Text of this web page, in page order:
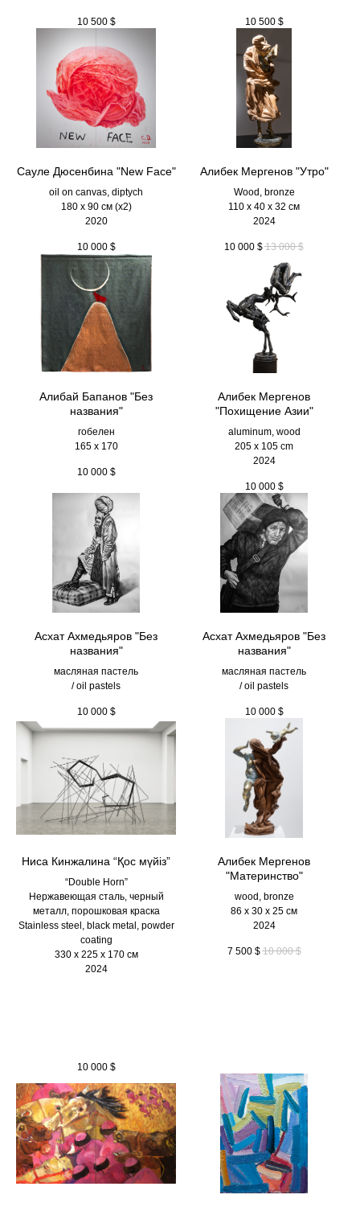
10 500 $ 10 500 $
Сауле Дюсенбина "New Face"
oil on canvas, diptych
180 x 90 см (х2)
2020
10 000 $
Алибек Мергенов "Утро"
Wood, bronze
110 х 40 х 32 см
2024
10 000 $ 13 000 $
Алибай Бапанов "Без
названия"
гобелен
165 x 170
10 000 $
Алибек Мергенов
"Похищение Азии"
aluminum, wood
205 х 105 cm
2024
10 000 $
Асхат Ахмедьяров "Без
названия"
масляная пастель
/ oil pastels
10 000 $
Асхат Ахмедьяров "Без
названия"
масляная пастель
/ oil pastels
10 000 $
Ниса Кинжалина “Қос мүйіз”
“Double Horn”
Нержавеющая сталь, черный
металл, порошковая краска
Stainless steel, black metal, powder
coating
330 х 225 х 170 см
2024
10 000 $
Алибек Мергенов
"Материнство"
wood, bronze
86 х 30 х 25 см
2024
7 500 $ 10 000 $